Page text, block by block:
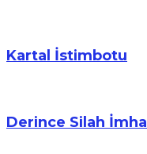
Kartal İstimbotu
Derince Silah İmha